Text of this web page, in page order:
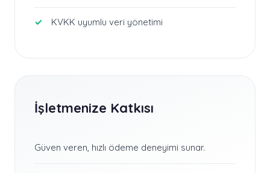
KVKK uyumlu veri yönetimi
İşletmenize Katkısı
Güven veren, hızlı ödeme deneyimi sunar.